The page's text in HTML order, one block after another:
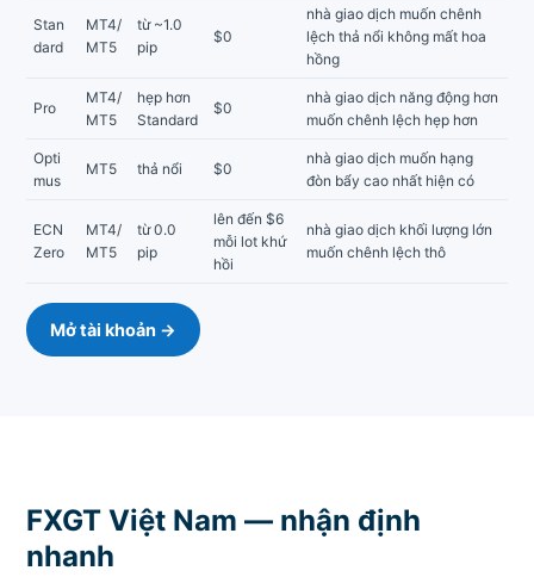
Stan
dard
MT4/
MT5
từ ~1.0
pip
$0
nhà giao dịch muốn chênh
lệch thả nổi không mất hoa
hồng
Pro
MT4/
MT5
hẹp hơn
Standard
$0
nhà giao dịch năng động hơn
muốn chênh lệch hẹp hơn
Opti
mus
MT5 thả nổi $0
nhà giao dịch muốn hạng
đòn bẩy cao nhất hiện có
ECN
Zero
MT4/
MT5
từ 0.0
pip
lên đến $6
mỗi lot khứ
hồi
nhà giao dịch khối lượng lớn
muốn chênh lệch thô
Mở tài khoản →
FXGT Việt Nam — nhận định
nhanh